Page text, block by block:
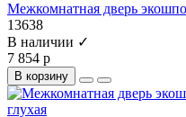
Межкомнатная дверь
13638
В наличии ✓
7 854 р
В корзину